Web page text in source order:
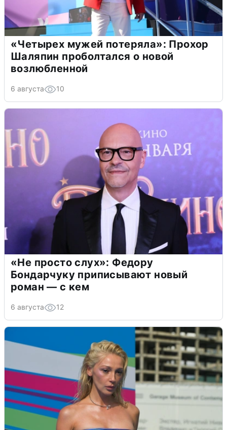
«Четырех мужей потеряла»: Прохор
Шаляпин проболтался о новой
возлюбленной
6 августа 10
«Не просто слух»: Федору
Бондарчуку приписывают новый
роман — с кем
6 августа 12